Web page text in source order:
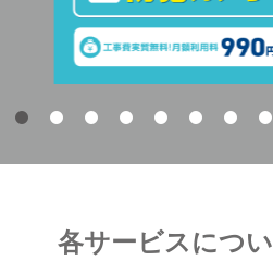
各サービスにつ